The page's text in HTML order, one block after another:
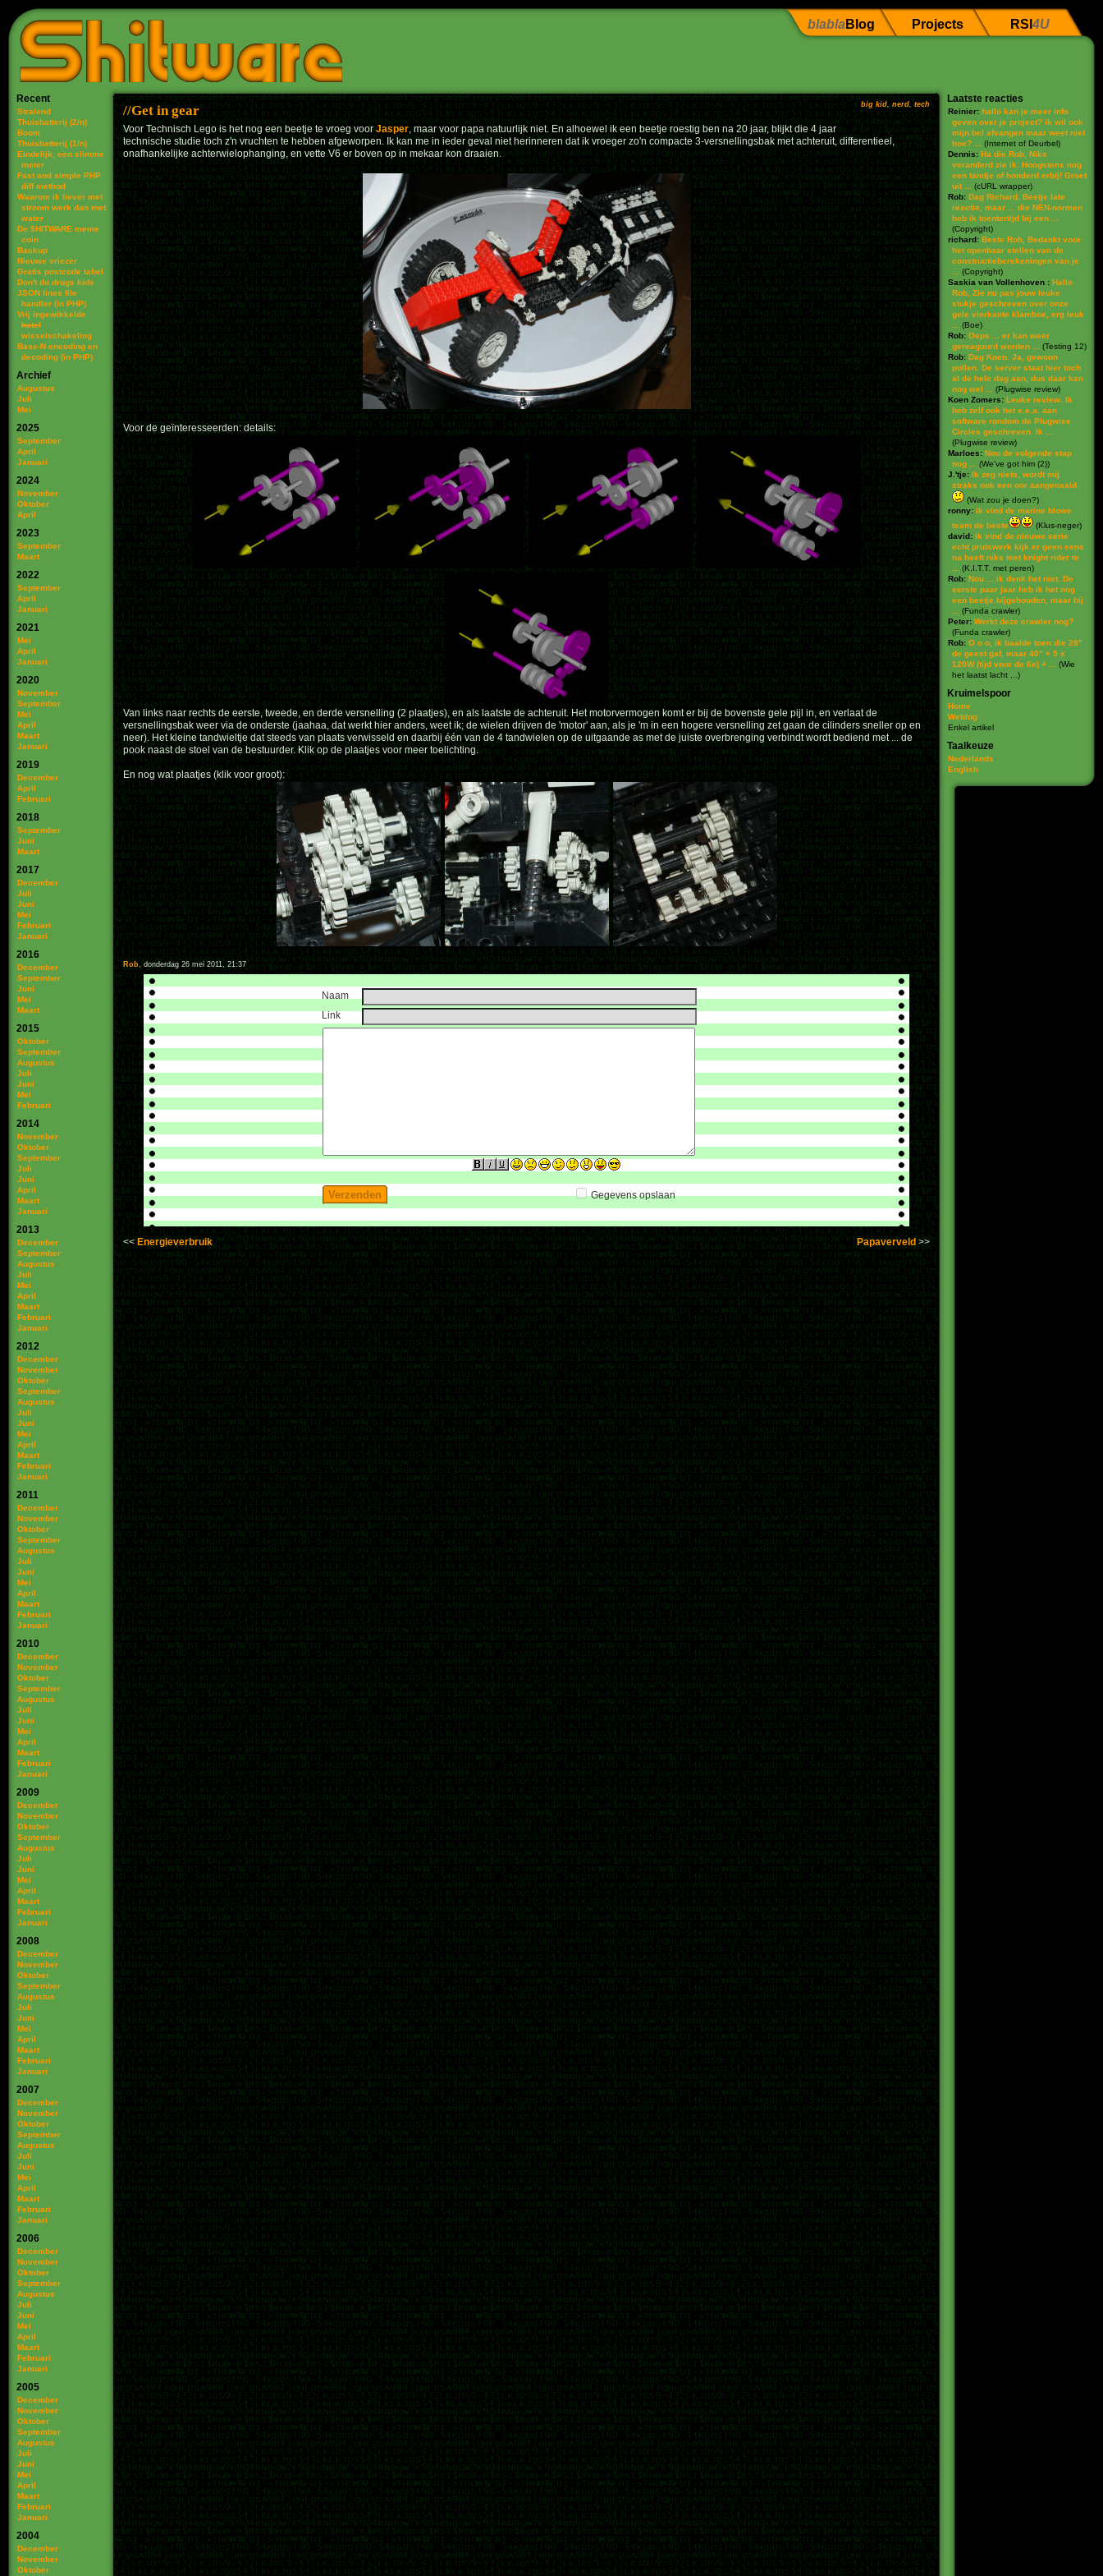
blabla Blog Projects RSI 4U
Recent
Stralend
Thuisbatterij (2/n)
Boom
Thuisbatterij (1/n)
Eindelijk, een slimme
meter
Fast and simple PHP
diff method
Waarom ik liever met
stroom werk dan met
water
De $HITWARE meme
coin
Backup
Nieuwe vriezer
Gratis postcode tabel
Don't do drugs kids
JSON lines file
handler (in PHP)
Vrij ingewikkelde
hotel
wisselschakeling
Base-N encoding en
decoding (in PHP)
Archief
Augustus
Juli
Mei
2025
September
April
Januari
2024
November
Oktober
April
2023
September
Maart
2022
September
April
Januari
2021
Mei
April
Januari
2020
November
September
Mei
April
Maart
Januari
2019
December
April
Februari
2018
September
Juni
Maart
2017
December
Juli
Juni
Mei
Februari
Januari
2016
December
September
Juni
Mei
Maart
2015
Oktober
September
Augustus
Juli
Juni
Mei
Februari
2014
November
Oktober
September
Juli
Juni
April
Maart
Januari
2013
December
September
Augustus
Juli
Mei
April
Maart
Februari
Januari
2012
December
November
Oktober
September
Augustus
Juli
Juni
Mei
April
Maart
Februari
Januari
2011
December
November
Oktober
September
Augustus
Juli
Juni
Mei
April
Maart
Februari
Januari
2010
December
November
Oktober
September
Augustus
Juli
Juni
Mei
April
Maart
Februari
Januari
2009
December
November
Oktober
September
Augustus
Juli
Juni
Mei
April
Maart
Februari
Januari
2008
December
November
Oktober
September
Augustus
Juli
Juni
Mei
April
Maart
Februari
Januari
2007
December
November
Oktober
September
Augustus
Juli
Juni
Mei
April
Maart
Februari
Januari
2006
December
November
Oktober
September
Augustus
Juli
Juni
Mei
April
Maart
Februari
Januari
2005
December
November
Oktober
September
Augustus
Juli
Juni
Mei
April
Maart
Februari
Januari
2004
December
November
Oktober
Get in gear big kid, nerd, tech
Voor Technisch Lego is het nog een beetje te vroeg voorJasper, maar voor papa natuurlijk niet. En alhoewel ik een beetje roestig ben na 20 jaar, blijkt die 4 jaar
technische studie toch z'n vruchten te hebben afgeworpen. Ik kan me in ieder geval niet herinneren dat ik vroeger zo'n compacte 3-versnellingsbak met achteruit, differentieel,
onafhankelijke achterwielophanging, en vette V6 er boven op in mekaar kon draaien.
Voor de geïnteresseerden:details:
Van links naar rechts de eerste, tweede, en derde versnelling (2 plaatjes), en als laatste de achteruit. Het motorvermogen komt er bij de bovenste gele pijl in, en verlaat de
versnellingsbak weer via de onderste (jaahaa, dat werkt hier anders, weet ik; de wielen drijven de 'motor' aan, als je 'm in een hogere versnelling zet gaan de cilinders sneller op en
neer). Het kleine tandwieltje dat steeds van plaats verwisseld en daarbij één van de 4 tandwielen op de uitgaande as met de juiste overbrenging verbindt wordt bediend met ... de
pook naast de stoel van de bestuurder. Klik op de plaatjes voor meer toelichting.
En nog wat plaatjes (klik voor groot):
Rob, donderdag 26 mei 2011, 21:37
Naam
Link
Gegevens opslaan
Energieverbruik Papaverveld
Laatste reacties
Reinier: hallo kan je meer info
geven over je project? ik wil ook
mijn bel afvangen maar weet niet
hoe? ...
(Internet of Deurbel)
Dennis: Ha die Rob, Niks
veranderd zie ik. Hoogstens nog
een tandje of honderd erbij! Groet
uit ...
(cURL wrapper)
Rob: Dag Richard, Beetje late
reactie, maar ... die NEN-normen
heb ik toentertijd bij een ...
(Copyright)
richard: Beste Rob, Bedankt voor
het openbaar stellen van de
constructieberekeningen van je
(Copyright)
Saskia van Vollenhoven : Hallo
Rob, Zie nu pas jouw leuke
stukje geschreven over onze
gele vierkante klamboe, erg leuk
(Boe)
Rob: Oeps ... er kan weer
gereaguurd worden ...
(Testing 12)
Rob: Dag Koen. Ja, gewoon
pollen. De server staat hier toch
al de hele dag aan, dus daar kan
nog wel ...
(Plugwise review)
Koen Zomers: Leuke review. Ik
heb zelf ook het e.e.a. aan
software rondom de Plugwise
Circles geschreven. Ik ...
(Plugwise review)
Marloes: Nou de volgende stap
nog ...
(We've got him (2))
J.'tje: Ik zeg niets, wordt mij
straks ook een oor aangenaaid.
(Wat zou je doen?)
ronny: ik vind de marine blowe
team de beste
(Klus-neger)
david: ik vind de nieuwe serie
echt prutswerk kijk er geen eens
na heeft niks met knight rider te
(K.I.T.T. met peren)
Rob: Nou ... ik denk het niet. De
eerste paar jaar heb ik het nog
een beetje bijgehouden, maar bij
(Funda crawler)
Peter: Werkt deze crawler nog?
(Funda crawler)
Rob: O o o, ik baalde toen die 28"
de geest gaf, maar 40" + 5 x
120W (tijd voor de 6e) + ...
(Wie
het laatst lacht ... )
Kruimelspoor
Home
Weblog
Enkel artikel
Taalkeuze
Nederlands
English